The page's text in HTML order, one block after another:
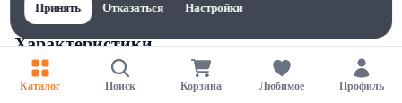
Характеристики
Ширина, мм
160
Каталог Поиск Корзина Любимое Профиль
Принять
Отказаться Настройки